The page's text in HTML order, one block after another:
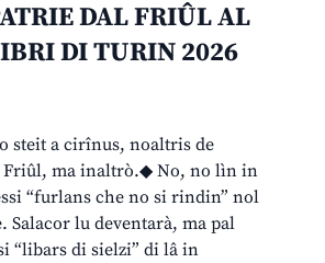
DAL FRIÛL AL
DI TURIN 2026
steit a cirînus, noaltris de
Friûl, ma inaltrò.◆ No, no lìn in
“furlans che no si rindin” nol
Salacor lu deventarà, ma pal
“libars di sielzi” di lâ in